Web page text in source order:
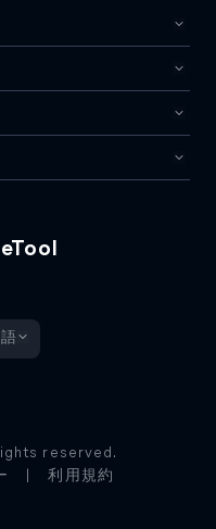
reserved.
利用規約